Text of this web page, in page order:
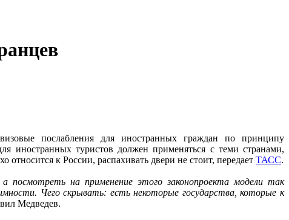
послабления для иностранных граждан по принципу
иностранных туристов должен применяться с теми странами,
к России, распахивать двери не стоит, передает ТАСС.
на применение этого законопроекта модели так
Чего скрывать: есть некоторые государства, которые к
Медведев.